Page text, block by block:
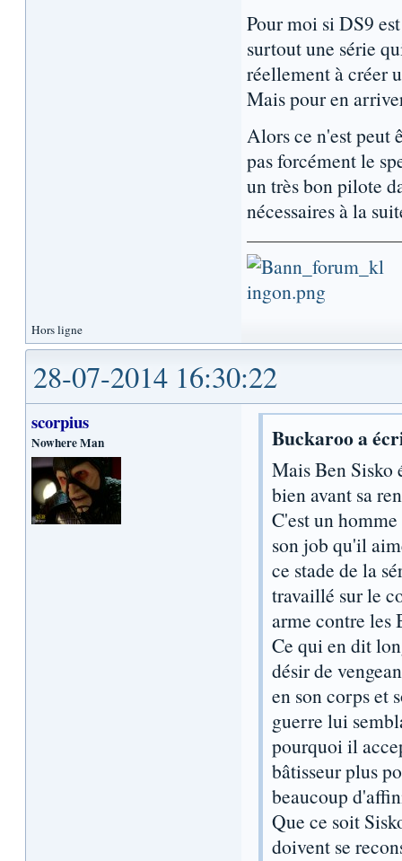
Pour moi si DS9
surtout une série
réellement à créer
Mais pour en
Alors ce n'est peut
pas forcément le
un très bon pilote
nécessaires à la
Hors ligne
28-07-2014 16:30:22
scorpius
Nowhere Man Buckaroo a
Mais Ben Sisko
bien avant sa
C'est un
son job qu'il
ce stade de la
travaillé sur le
arme contre les
Ce qui en dit
désir de
en son corps et
guerre lui
pourquoi il
bâtisseur plus
beaucoup
Que ce soit
doivent se